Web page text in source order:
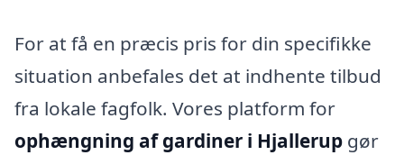
For at få en præcis pris for din specifikke
situation anbefales det at indhente tilbud
fra lokale fagfolk. Vores platform for
ophængning af gardiner i Hjallerup gør